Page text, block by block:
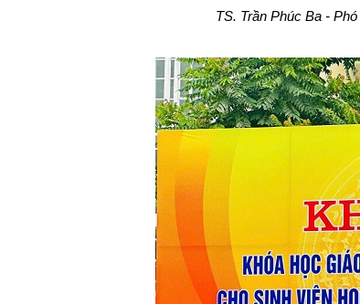
TS. Trần Phúc Ba -